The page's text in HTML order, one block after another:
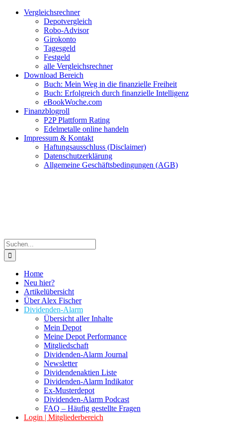
Zum
Facebook
Twitter
Instagram
Pinterest
YouTubeVergleichsrechner
Depotvergleich
Robo-Advisor
Girokonto
Tagesgeld
Festgeld
alle Vergleichsrechner
Download Bereich
Buch: Mein Weg in die finanzielle Freiheit
Buch: Erfolgreich durch finanzielle Intelligenz
eBookWoche.com
Finanzblogroll
P2P Plattform Rating
Edelmetalle online handeln
Impressum & Kontakt
Haftungsausschluss (Disclaimer)
Datenschutzerklärung
Allgemeine Geschäftsbedingungen (AGB)
Suche
nach:
Home
Neu hier?
Artikelübersicht
Über Alex Fischer
Dividenden-Alarm
Übersicht aller Inhalte
Mein Depot
Meine Depot Performance
Mitgliedschaft
Dividenden-Alarm Journal
Newsletter
Dividendenaktien Liste
Dividenden-Alarm Indikator
Ex-Musterdepot
Dividenden-Alarm Podcast
FAQ – Häufig gestellte Fragen
Login | Mitgliederbereich